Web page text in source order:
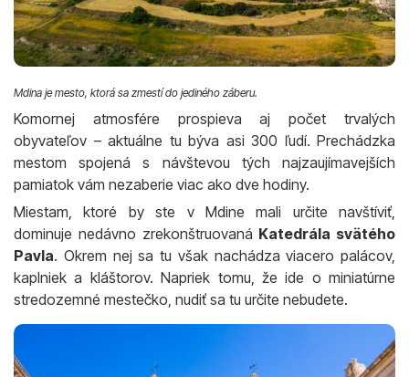
Mdina je mesto, ktorá sa zmestí do jediného záberu.
Komornej atmosfére prospieva aj počet trvalých
obyvateľov – aktuálne tu býva asi 300 ľudí. Prechádzka
mestom spojená s návštevou tých najzaujímavejších
pamiatok vám nezaberie viac ako dve hodiny.
Miestam, ktoré by ste v Mdine mali určite navštíviť,
dominuje nedávno zrekonštruovaná Katedrála svätého
Pavla. Okrem nej sa tu však nachádza viacero palácov,
kaplniek a kláštorov. Napriek tomu, že ide o miniatúrne
stredozemné mestečko, nudiť sa tu určite nebudete.